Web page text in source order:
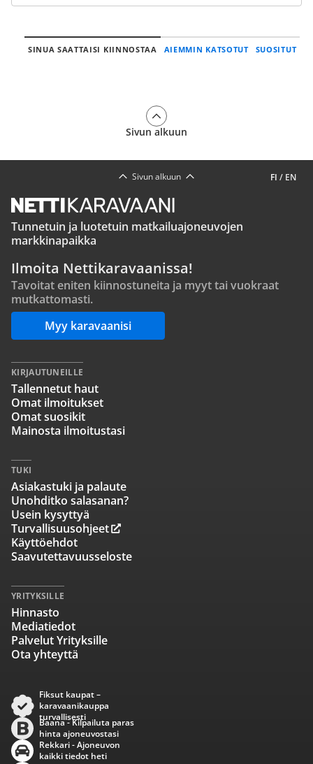
SINUA SAATTAISI KIINNOSTAA AIEMMIN KATSOTUT SUOSITUT
Sivun alkuun
FI / EN
Sivun alkuun
Tunnetuin ja luotetuin matkailuajoneuvojen
markkinapaikka
Ilmoita Nettikaravaanissa!
Tavoitat eniten kiinnostuneita ja myyt tai vuokraat
mutkattomasti.
Myy karavaanisi
KIRJAUTUNEILLE
Tallennetut haut
Omat ilmoitukset
Omat suosikit
Mainosta ilmoitustasi
TUKI
Asiakastuki ja palaute
Unohditko salasanan?
Usein kysyttyä
Turvallisuusohjeet
Käyttöehdot
Saavutettavuusseloste
YRITYKSILLE
Hinnasto
Mediatiedot
Palvelut Yrityksille
Ota yhteyttä
Fiksut kaupat –
karavaanikauppa
turvallisesti
Baana - Kilpailuta paras
hinta ajoneuvostasi
Rekkari - Ajoneuvon
kaikki tiedot heti